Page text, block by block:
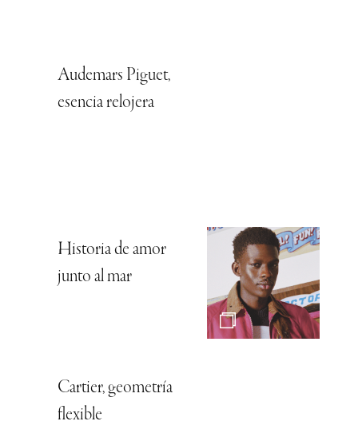
Audemars Piguet,
esencia relojera
Historia de amor
junto al mar
Cartier, geometría
flexible